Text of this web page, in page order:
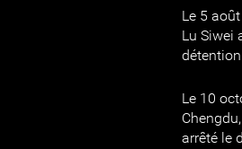
Le 5
Lu Siwei
Le 10
arrêté le